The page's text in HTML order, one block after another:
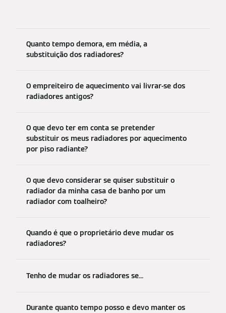
Quanto tempo demora, em média, a
substituição dos radiadores?
O empreiteiro de aquecimento vai livrar-se dos
radiadores antigos?
O que devo ter em conta se pretender
substituir os meus radiadores por aquecimento
por piso radiante?
O que devo considerar se quiser substituir o
radiador da minha casa de banho por um
radiador com toalheiro?
Quando é que o proprietário deve mudar os
radiadores?
Tenho de mudar os radiadores se...
Durante quanto tempo posso e devo manter os